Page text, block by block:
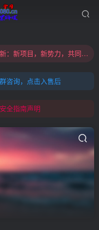
村长黑科技欢迎您！！！全网更新：新项目，新势力，共同发展
村长黑科技欢迎您！！！全网更新：新项目，新势力，共同发展
咨询，点击入售后
全指南声明